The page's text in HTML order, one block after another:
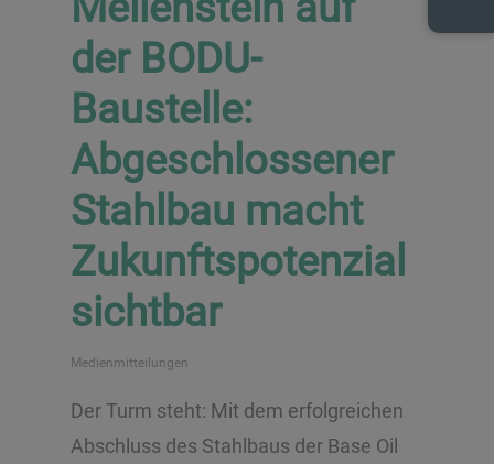
der BODU-
Baustelle:
Abgeschlossener
Stahlbau macht
Zukunftspotenzial
sichtbar
Medienmitteilungen
Der Turm steht: Mit dem erfolgreichen
Abschluss des Stahlbaus der Base Oil